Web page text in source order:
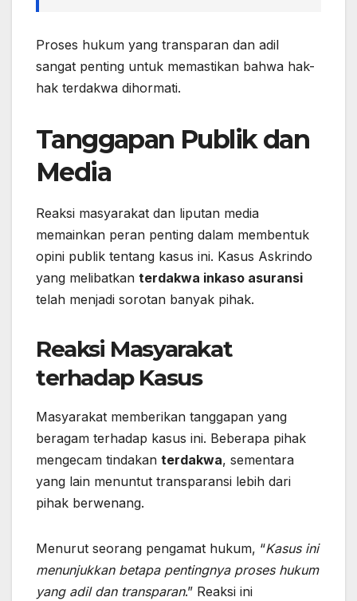
Proses hukum yang transparan dan adil
sangat penting untuk memastikan bahwa hak-
hak terdakwa dihormati.
Tanggapan Publik dan
Media
Reaksi masyarakat dan liputan media
memainkan peran penting dalam membentuk
opini publik tentang kasus ini. Kasus Askrindo
yang melibatkan terdakwa inkaso asuransi
telah menjadi sorotan banyak pihak.
Reaksi Masyarakat
terhadap Kasus
Masyarakat memberikan tanggapan yang
beragam terhadap kasus ini. Beberapa pihak
mengecam tindakan terdakwa, sementara
yang lain menuntut transparansi lebih dari
pihak berwenang.
Menurut seorang pengamat hukum, “Kasus ini
menunjukkan betapa pentingnya proses hukum
yang adil dan transparan.” Reaksi ini